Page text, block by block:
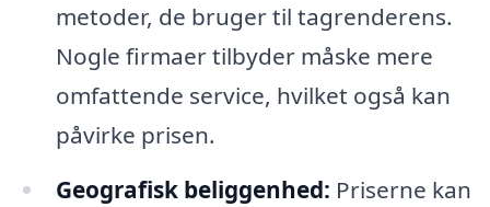
metoder, de bruger til tagrenderens.
Nogle firmaer tilbyder måske mere
omfattende service, hvilket også kan
påvirke prisen.
Geografisk beliggenhed: Priserne kan